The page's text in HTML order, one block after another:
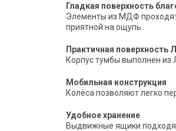
Гладкая поверхность
Элементы из МДФ
приятной на ощупь.
Практичная поверхность
Корпус тумбы выполнен из
Мобильная конструкция
Колёса позволяют легко
Удобное хранение
Выдвижные ящики